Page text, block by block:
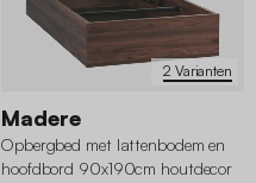
2 Varianten
Madere
Opbergbed met lattenbodem en
hoofdbord 90x190cm houtdecor